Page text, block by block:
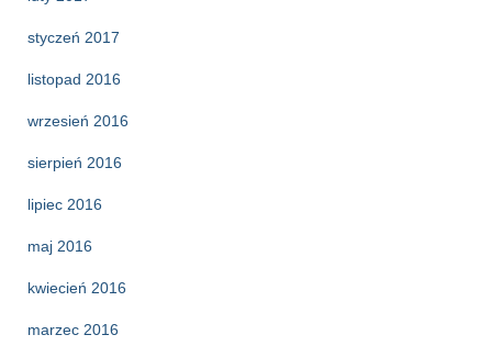
styczeń 2017
listopad 2016
wrzesień 2016
sierpień 2016
lipiec 2016
maj 2016
kwiecień 2016
marzec 2016